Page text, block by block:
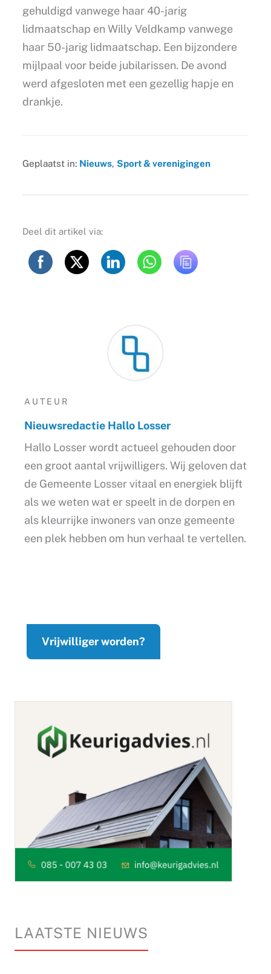
gehuldigd vanwege haar 40-jarig
lidmaatschap en Willy Veldkamp vanwege
haar 50-jarig lidmaatschap. Een bijzondere
mijlpaal voor beide jubilarissen. De avond
werd afgesloten met een gezellig hapje en
drankje.
Geplaatst in: Nieuws, Sport & verenigingen
Deel dit artikel via:
AUTEUR
Nieuwsredactie Hallo Losser
Hallo Losser wordt actueel gehouden door
een groot aantal vrijwilligers. Wij geloven dat
de Gemeente Losser vitaal en energiek blijft
als we weten wat er speelt in de dorpen en
als kleurrijke inwoners van onze gemeente
een plek hebben om hun verhaal te vertellen.
Vrijwilliger worden?
LAATSTE NIEUWS